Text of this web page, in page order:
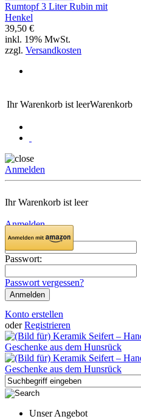
Rumtopf 3 Liter Rubin mit
Henkel
39,50 €
inkl. 19% MwSt.
zzgl. Versandkosten
Ihr Warenkorb ist leerWarenkorb
Anmelden
Ihr Warenkorb ist leer
Anmelden
Email:
Passwort:
Passwort vergessen?
Konto erstellen
oder Registrieren
Unser Angebot